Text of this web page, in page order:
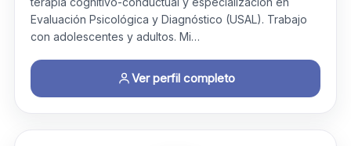
Evaluación Psicológica y Diagnóstico (USAL). Trabajo
con adolescentes y adultos. Mi…
Ver perfil completo